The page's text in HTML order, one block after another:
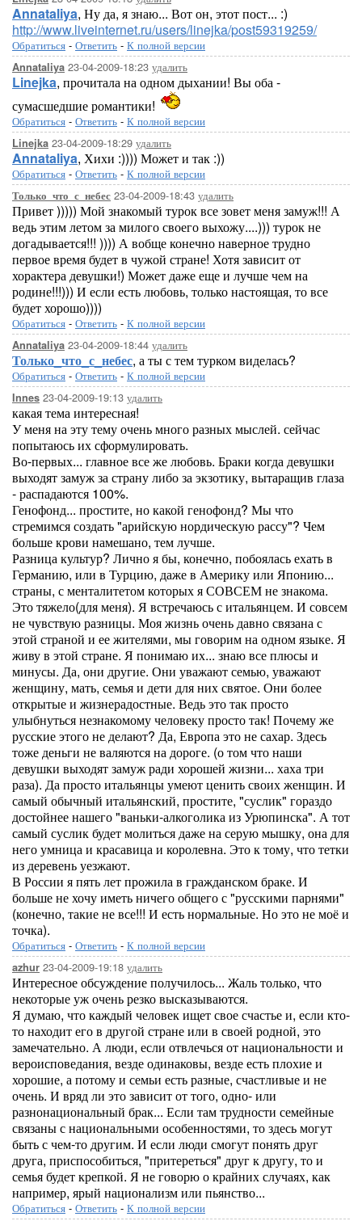
Annataliya, Ну да, я знаю... Вот он, этот пост... :)
http://www.liveinternet.ru/users/linejka/post59319259/
Обратиться - Ответить - К полной версии
Annataliya 23-04-2009-18:23 удалить
Linejka, прочитала на одном дыхании! Вы оба -
сумасшедшие романтики!
Обратиться - Ответить - К полной версии
Linejka 23-04-2009-18:29 удалить
Annataliya, Хихи :)))) Может и так :))
Обратиться - Ответить - К полной версии
Только_что_с_небес 23-04-2009-18:43 удалить
Привет ))))) Мой знакомый турок все зовет меня замуж!!! А
ведь этим летом за милого своего выхожу....))) турок не
догадывается!!! )))) А вобще конечно наверное трудно
первое время будет в чужой стране! Хотя зависит от
хорактера девушки!) Может даже еще и лучше чем на
родине!!!))) И если есть любовь, только настоящая, то все
будет хорошо))))
Обратиться - Ответить - К полной версии
Annataliya 23-04-2009-18:44 удалить
Только_что_с_небес, а ты с тем турком виделась?
Обратиться - Ответить - К полной версии
Innes 23-04-2009-19:13 удалить
какая тема интересная!
У меня на эту тему очень много разных мыслей. сейчас
попытаюсь их сформулировать.
Во-первых... главное все же любовь. Браки когда девушки
выходят замуж за страну либо за экзотику, вытаращив глаза
- распадаются 100%.
Генофонд... простите, но какой генофонд? Мы что
стремимся создать "арийскую нордическую рассу"? Чем
больше крови намешано, тем лучше.
Разница культур? Лично я бы, конечно, побоялась ехать в
Германию, или в Турцию, даже в Америку или Японию...
страны, с менталитетом которых я СОВСЕМ не знакома.
Это тяжело(для меня). Я встречаюсь с итальянцем. И совсем
не чувствую разницы. Моя жизнь очень давно связана с
этой страной и ее жителями, мы говорим на одном языке. Я
живу в этой стране. Я понимаю их... знаю все плюсы и
минусы. Да, они другие. Они уважают семью, уважают
женщину, мать, семья и дети для них святое. Они более
открытые и жизнерадостные. Ведь это так просто
улыбнуться незнакомому человеку просто так! Почему же
русские этого не делают? Да, Европа это не сахар. Здесь
тоже деньги не валяются на дороге. (о том что наши
девушки выходят замуж ради хорошей жизни... хаха три
раза). Да просто итальянцы умеют ценить своих женщин. И
самый обычный итальянский, простите, "суслик" гораздо
достойнее нашего "ваньки-алкоголика из Урюпинска". А тот
самый суслик будет молиться даже на серую мышку, она для
него умница и красавица и королевна. Это к тому, что тетки
из деревень уезжают.
В России я пять лет прожила в гражданском браке. И
больше не хочу иметь ничего общего с "русскими парнями"
(конечно, такие не все!!! И есть нормальные. Но это не моё и
точка).
Обратиться - Ответить - К полной версии
azhur 23-04-2009-19:18 удалить
Интересное обсуждение получилось... Жаль только, что
некоторые уж очень резко высказываются.
Я думаю, что каждый человек ищет свое счастье и, если кто-
то находит его в другой стране или в своей родной, это
замечательно. А люди, если отвлечься от национальности и
вероисповедания, везде одинаковы, везде есть плохие и
хорошие, а потому и семьи есть разные, счастливые и не
очень. И вряд ли это зависит от того, одно- или
разнонациональный брак... Если там трудности семейные
связаны с национальными особенностями, то здесь могут
быть с чем-то другим. И если люди смогут понять друг
друга, приспособиться, "притереться" друг к другу, то и
семья будет крепкой. Я не говорю о крайних случаях, как
например, ярый национализм или пьянство...
Обратиться - Ответить - К полной версии